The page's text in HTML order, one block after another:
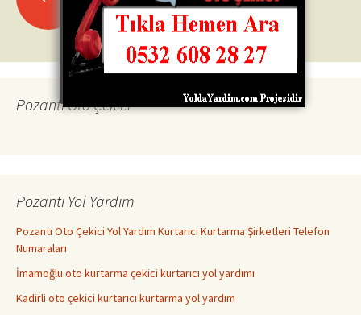
Yazı
dolaşımı
Pozantı Oto Çekici
Pozantı Yol Yardım
Pozantı Oto Çekici Yol Yardım Kurtarıcı Kurtarma Şirketleri Telefon
Numaraları
İmamoğlu oto kurtarma çekici kurtarıcı yol yardımı
Kadirli oto çekici kurtarıcı kurtarma yol yardım